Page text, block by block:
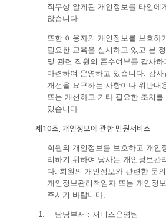
직무상 알게된 개인정보를 타인에
않습니다.
또한 이용자의 개인정보를 보호하
필요한 교육을 실시하고 있고 본
및 관련 직원의 준수여부를 감사
마련하여 운영하고 있습니다. 감
개선을 요구하는 사항이나 위반내
또는 개선하고 기타 필요한 조치
있습니다.
제10조. 개인정보에 관한 민원서비스
회원의 개인정보를 보호하고 개인
리하기 위하여 당사는 개인정보관
다. 회원의 개인정보와 관련한 문
개인정보관리책임자 또는 개인정
주시기 바랍니다.
ㆍ 담당부서 : 서비스운영팀